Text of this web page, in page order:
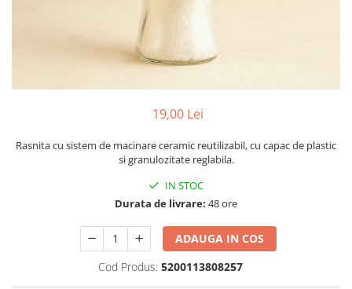
BACANIE
REMEDII NATURISTE
19,00 Lei
Rasnita cu sistem de macinare ceramic reutilizabil, cu capac de plastic
si granulozitate reglabila.
IN STOC
Durata de livrare: 48 ore
ADAUGA IN COS
Cod Produs: 5200113808257